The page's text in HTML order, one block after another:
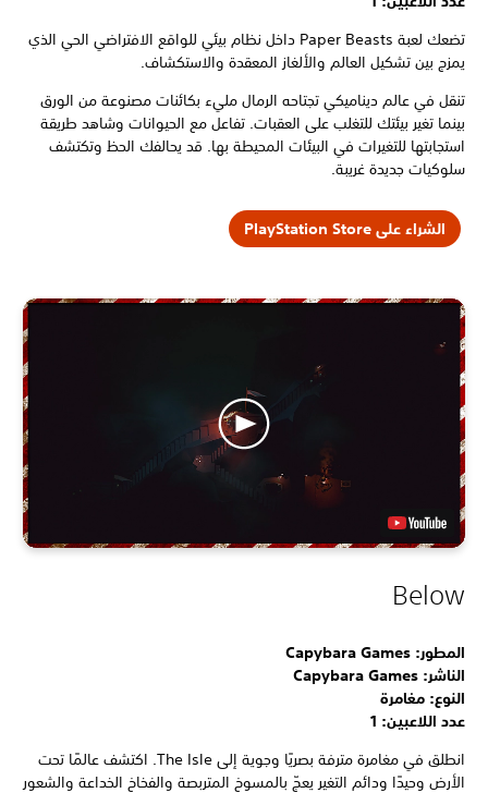
تضعك لعبة Paper Beasts داخل نظام بيئي للواقع الافتراضي الحي الذي
يمزج بين تشكيل العالم والألغاز المعقدة والاستكشاف.
تنقل في عالم ديناميكي تجتاحه الرمال مليء بكائنات مصنوعة من الورق
بينما تغير بيئتك للتغلب على العقبات. تفاعل مع الحيوانات وشاهد طريقة
استجابتها للتغيرات في البيئات المحيطة بها. قد يحالفك الحظ وتكتشف
سلوكيات جديدة غريبة.
الشراء على PlayStation Store
Below
المطور: Capybara Games
الناشر: Capybara Games
النوع: مغامرة
عدد اللاعبين: 1
انطلق في مغامرة مترفة بصريًا وجوية إلى The Isle. اكتشف عالمًا تحت
الأرض وحيدًا ودائم التغير يعجّ بالمسوخ المتربصة والفخاخ الخداعة والشعور